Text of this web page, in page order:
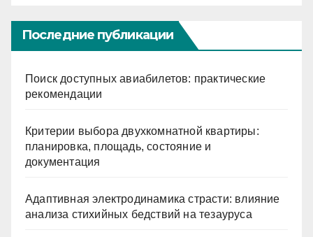
Последние публикации
Поиск доступных авиабилетов: практические
рекомендации
Критерии выбора двухкомнатной квартиры:
планировка, площадь, состояние и
документация
Адаптивная электродинамика страсти: влияние
анализа стихийных бедствий на тезауруса